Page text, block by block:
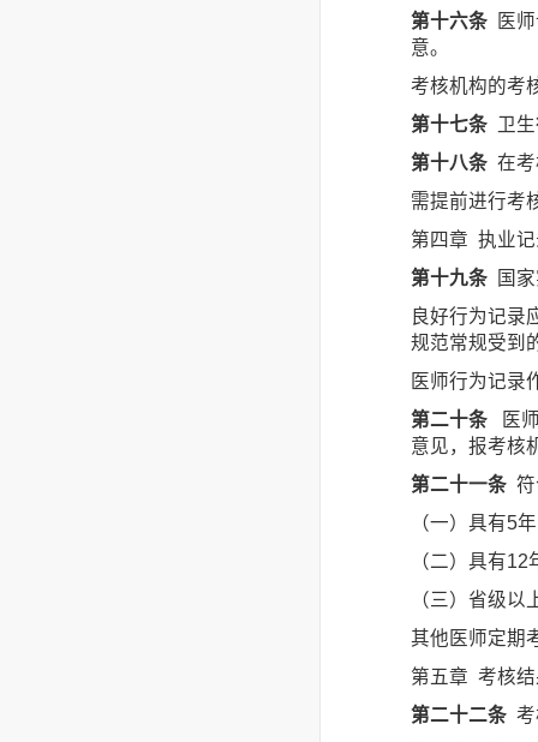
第十六条 医
意。
考核机构的考
第十七条 卫
第十八条 在
需提前进行考
第四章 执业
第十九条 国
良好行为记录
规范常规受到
医师行为记录
第二十条 医
意见，报考核
第二十一条
（一）具有5
（二）具有
（三）省级
其他医师定期
第五章 考核
第二十二条